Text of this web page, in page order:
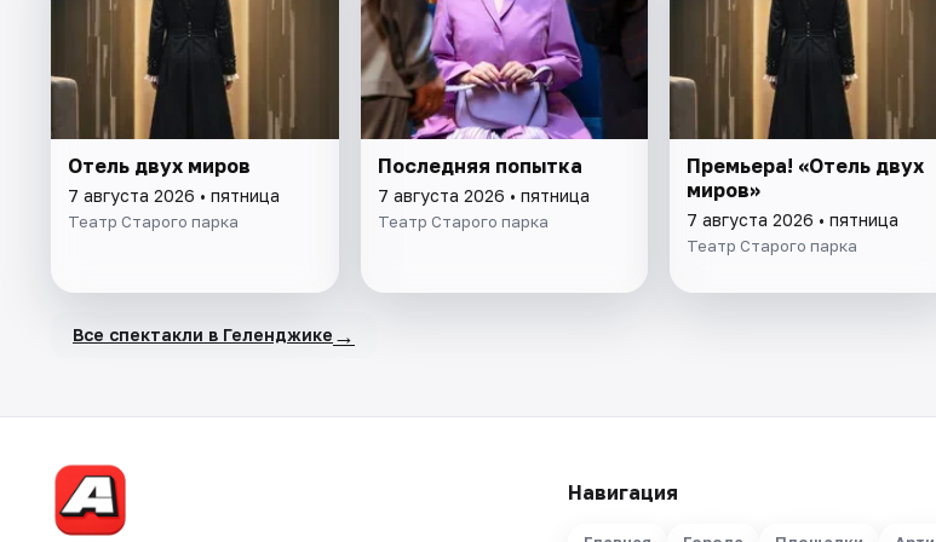
Отель двух миров
7 августа 2026 • пятница
Театр Старого паркa
Последняя попытка
7 августа 2026 • пятница
Театр Старого паркa
Премьера! «Отель двух
миров»
7 августа 2026 • пятница
Театр Старого паркa
Все спектакли в Геленджике →
Навигация